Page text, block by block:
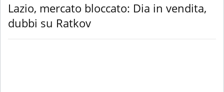
Lazio, mercato bloccato: Dia in vendita,
dubbi su Ratkov